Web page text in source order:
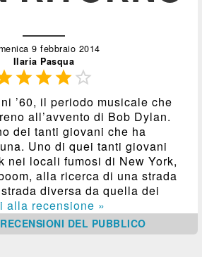
9 febbraio 2014
Ilaria Pasqua

’60, il periodo musicale che
all’avvento di Bob Dylan.
dei tanti giovani che ha
Uno di quei tanti giovani
nei locali fumosi di New York,
alla ricerca di una strada
diversa da quella dei
alla recensione »
RECENSIONI DEL PUBBLICO